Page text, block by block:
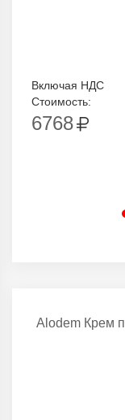
Включая НДС
Стоимость:
6768
Alodem Крем